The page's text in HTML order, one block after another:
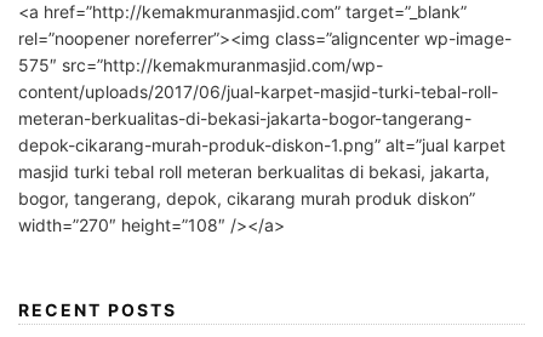
<a href=”http://kemakmuranmasjid.com” target=”_blank”
rel=”noopener noreferrer”><img class=”aligncenter wp-image-
575″ src=”http://kemakmuranmasjid.com/wp-
content/uploads/2017/06/jual-karpet-masjid-turki-tebal-roll-
meteran-berkualitas-di-bekasi-jakarta-bogor-tangerang-
depok-cikarang-murah-produk-diskon-1.png” alt=”jual karpet
masjid turki tebal roll meteran berkualitas di bekasi, jakarta,
bogor, tangerang, depok, cikarang murah produk diskon”
width=”270″ height=”108″ /></a>
RECENT POSTS